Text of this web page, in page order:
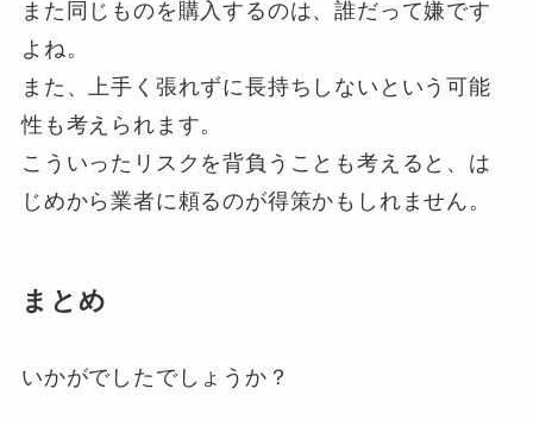
また同じものを購入するのは、誰だって嫌です
よね。
また、上手く張れずに長持ちしないという可能
性も考えられます。
こういったリスクを背負うことも考えると、は
じめから業者に頼るのが得策かもしれません。
まとめ
いかがでしたでしょうか？